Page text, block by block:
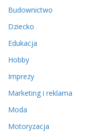
Budownictwo
Dziecko
Edukacja
Hobby
Imprezy
Marketing i reklama
Moda
Motoryzacja